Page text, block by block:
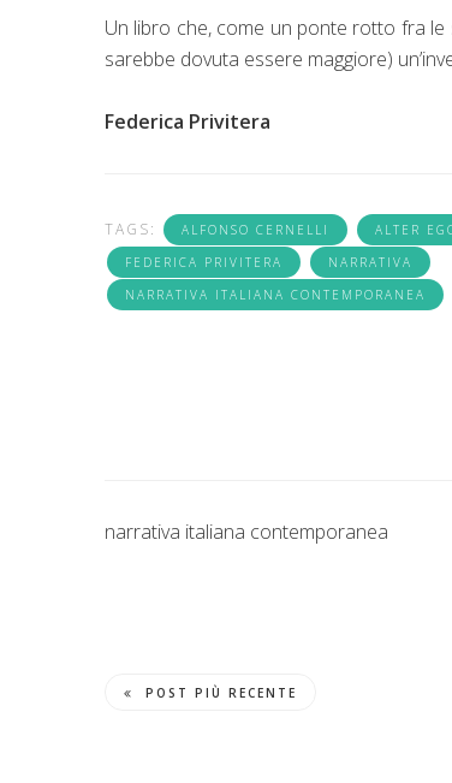
Un libro che, come un ponte rotto fra
sarebbe dovuta essere maggiore)
Federica Privitera
TAGS: ALFONSO CERNELLI
ALTER
FEDERICA PRIVITERA
NARRATIVA
NARRATIVA ITALIANA CONTEMPORANEA
narrativa italiana contemporanea
POST PIÙ RECENTE